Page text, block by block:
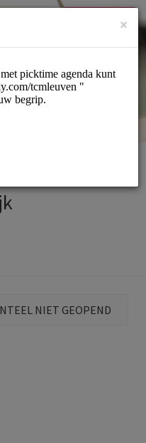
INSCHRIJVEN
NIET GEOPEND
×